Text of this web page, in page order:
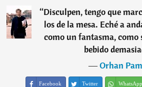
“Disculpen, tengo que
los de la mesa. Eché a
como un fantasma, como
bebido
―Orhan
Facebook Twitter WhatsApp